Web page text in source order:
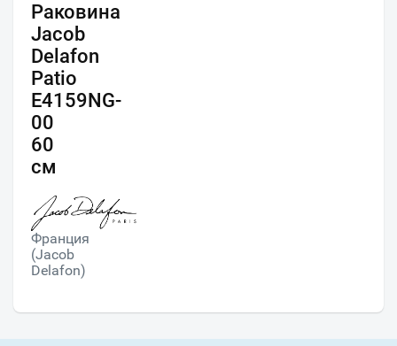
Раковина
Jacob
Delafon
Patio
E4159NG-
00
60
см
Франция
(Jacob
Delafon)